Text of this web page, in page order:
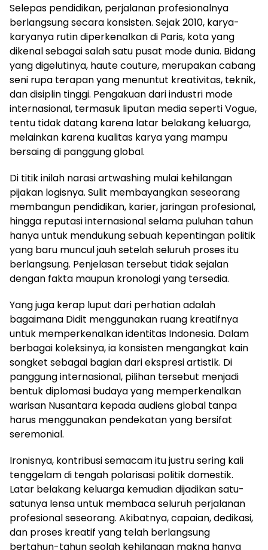
Selepas pendidikan, perjalanan profesionalnya
berlangsung secara konsisten. Sejak 2010, karya-
karyanya rutin diperkenalkan di Paris, kota yang
dikenal sebagai salah satu pusat mode dunia. Bidang
yang digelutinya, haute couture, merupakan cabang
seni rupa terapan yang menuntut kreativitas, teknik,
dan disiplin tinggi. Pengakuan dari industri mode
internasional, termasuk liputan media seperti Vogue,
tentu tidak datang karena latar belakang keluarga,
melainkan karena kualitas karya yang mampu
bersaing di panggung global.
Di titik inilah narasi artwashing mulai kehilangan
pijakan logisnya. Sulit membayangkan seseorang
membangun pendidikan, karier, jaringan profesional,
hingga reputasi internasional selama puluhan tahun
hanya untuk mendukung sebuah kepentingan politik
yang baru muncul jauh setelah seluruh proses itu
berlangsung. Penjelasan tersebut tidak sejalan
dengan fakta maupun kronologi yang tersedia.
Yang juga kerap luput dari perhatian adalah
bagaimana Didit menggunakan ruang kreatifnya
untuk memperkenalkan identitas Indonesia. Dalam
berbagai koleksinya, ia konsisten mengangkat kain
songket sebagai bagian dari ekspresi artistik. Di
panggung internasional, pilihan tersebut menjadi
bentuk diplomasi budaya yang memperkenalkan
warisan Nusantara kepada audiens global tanpa
harus menggunakan pendekatan yang bersifat
seremonial.
Ironisnya, kontribusi semacam itu justru sering kali
tenggelam di tengah polarisasi politik domestik.
Latar belakang keluarga kemudian dijadikan satu-
satunya lensa untuk membaca seluruh perjalanan
profesional seseorang. Akibatnya, capaian, dedikasi,
dan proses kreatif yang telah berlangsung
bertahun-tahun seolah kehilangan makna hanya